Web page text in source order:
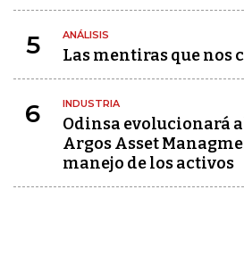
5 ANÁLISIS
Las mentiras que nos
6 INDUSTRIA
Odinsa evolucionará
Argos Asset
manejo de los activos